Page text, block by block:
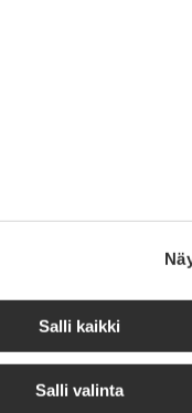
Salli kaikki
Salli valinta
ja palkkaus